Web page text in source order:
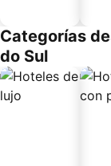
Categorías
do Sul